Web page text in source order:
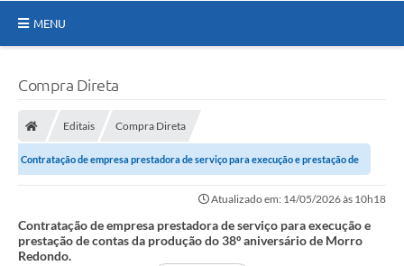
MENU
Secretarias
Serviços Online
Compra Direta
Editais Compra Direta
Contratação de empresa prestadora de serviço para execução e prestação de
Atualizado em: 14/05/2026 às 10h18
Contratação de empresa prestadora de serviço para execução e
prestação de contas da produção do 38º aniversário de Morro
Redondo.